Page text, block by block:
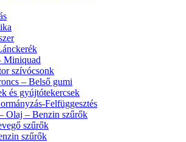
Miniquad
szívócsonk
– Belső gumi
és gyújtótekercsek
Felfüggesztés
Olaj – Benzin szűrők
szűrők
szűrők